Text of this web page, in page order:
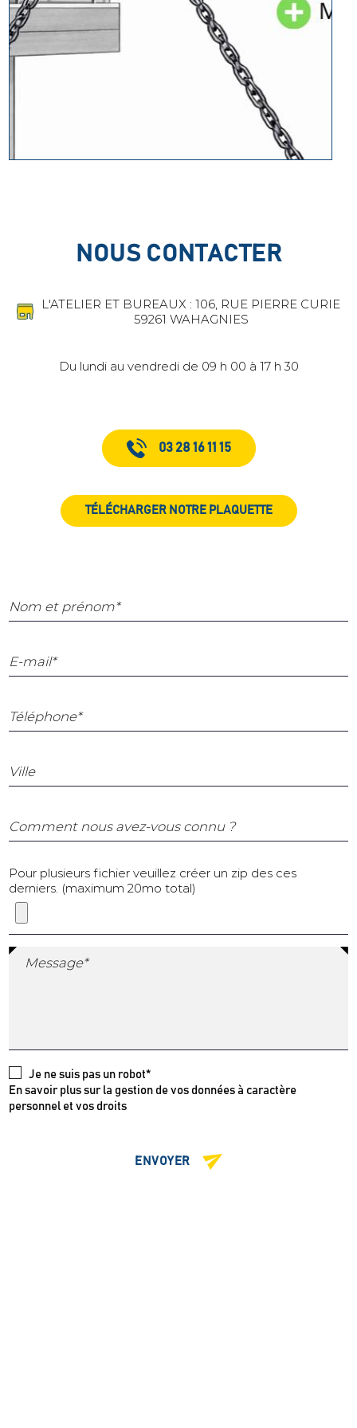
NOUS CONTACTER
L'ATELIER ET BUREAUX : 106, RUE PIERRE CURIE
59261 WAHAGNIES
Du lundi au vendredi de 09 h 00 à 17 h 30
03 28 16 11 15
TÉLÉCHARGER NOTRE PLAQUETTE
Nom et prénom*
E-mail*
Téléphone*
Ville
Comment nous avez-vous connu ?
Pour plusieurs fichier veuillez créer un zip des ces
derniers. (maximum 20mo total)
Message*
Je ne suis pas un robot*
En savoir plus sur la gestion de vos données à caractère
personnel et vos droits
ENVOYER